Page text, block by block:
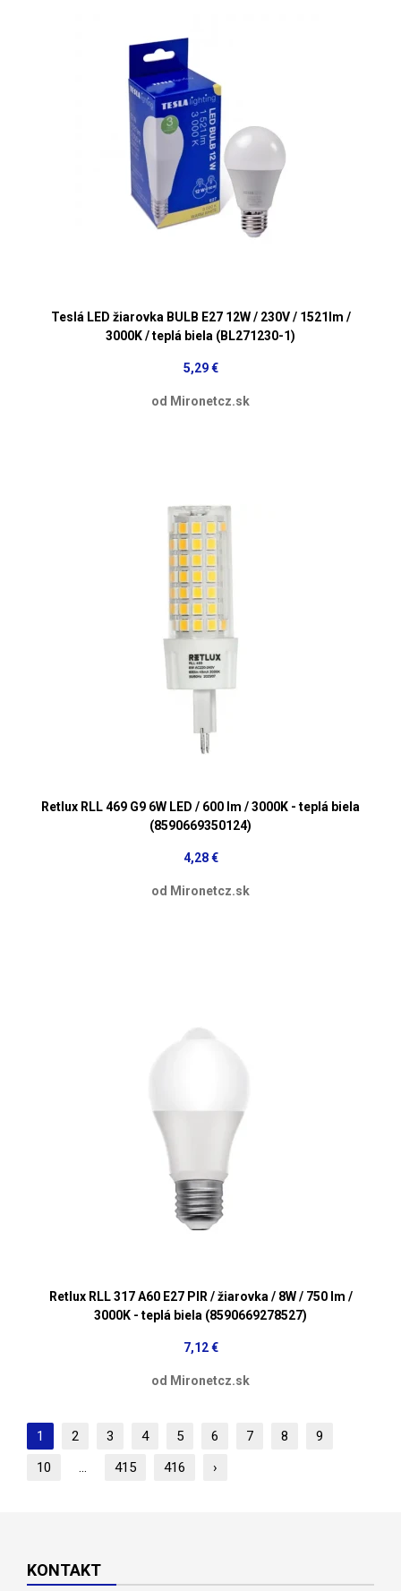
Teslá LED žiarovka BULB E27 12W / 230V / 1521lm /
3000K / teplá biela (BL271230-1)
5,29 €
od Mironetcz.sk
Retlux RLL 469 G9 6W LED / 600 lm / 3000K - teplá biela
(8590669350124)
4,28 €
od Mironetcz.sk
Retlux RLL 317 A60 E27 PIR / žiarovka / 8W / 750 lm /
3000K - teplá biela (8590669278527)
7,12 €
od Mironetcz.sk
1 2 3 4 5 6 7 8
9
10
... 415 416 ›
KONTAKT